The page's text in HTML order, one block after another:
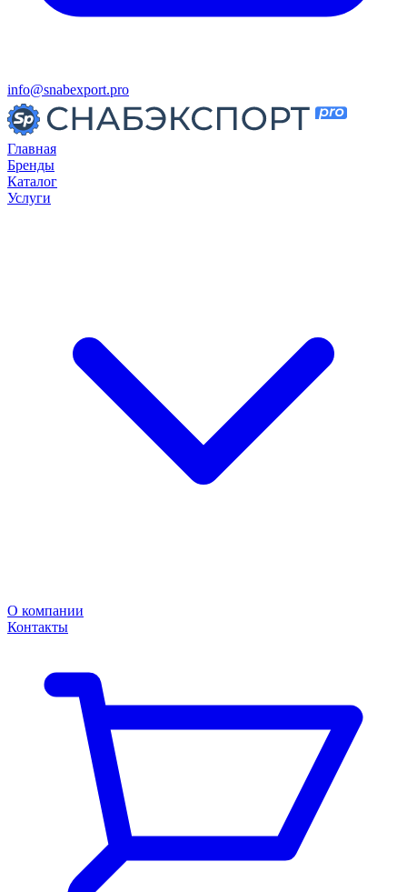
info@snabexport.pro
Главная
Бренды
Каталог
Услуги
О компании
Контакты